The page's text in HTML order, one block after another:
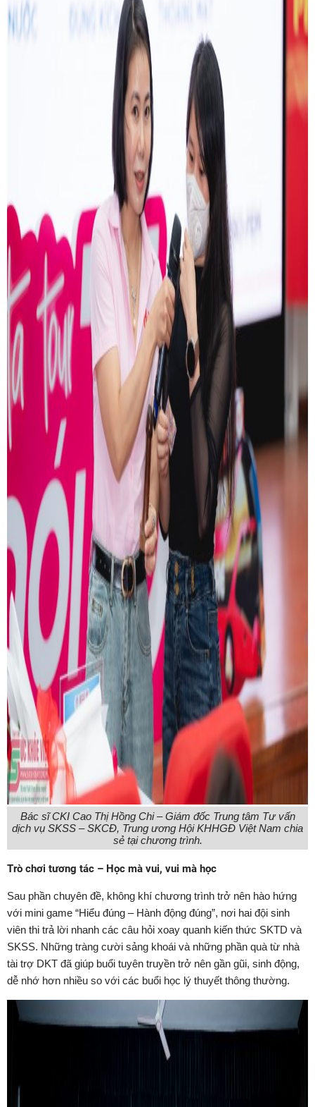
Bác sĩ CKI Cao Thị Hồng Chi – Giám đốc Trung tâm Tư vấn
dịch vụ SKSS – SKCĐ, Trung ương Hội KHHGĐ Việt Nam chia
sẻ tại chương trình.
Trò chơi tương tác – Học mà vui, vui mà học
Sau phần chuyên đề, không khí chương trình trở nên hào hứng
với mini game “Hiểu đúng – Hành động đúng”, nơi hai đội sinh
viên thi trả lời nhanh các câu hỏi xoay quanh kiến thức SKTD và
SKSS. Những tràng cười sảng khoái và những phần quà từ nhà
tài trợ DKT đã giúp buổi tuyên truyền trở nên gần gũi, sinh động,
dễ nhớ hơn nhiều so với các buổi học lý thuyết thông thường.